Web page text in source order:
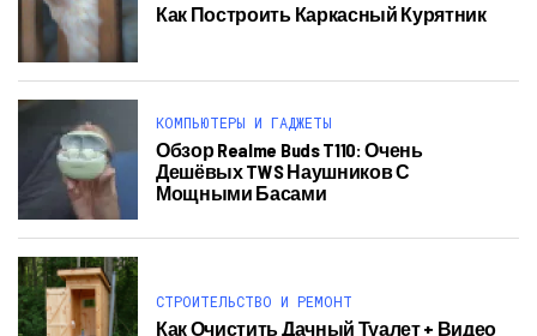
Как Построить Каркасный Курятник
КОМПЬЮТЕРЫ И ГАДЖЕТЫ
Обзор Realme Buds T110: Очень
Дешёвых TWS Наушников С
Мощными Басами
СТРОИТЕЛЬСТВО И РЕМОНТ
Как Очистить Дачный Туалет + Видео